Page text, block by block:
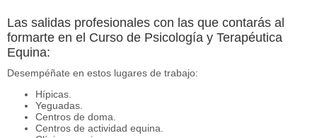
Las salidas profesionales con las que contarás al
formarte en el Curso de Psicología y Terapéutica
Equina:
Desempéñate en estos lugares de trabajo:
Hípicas.
Yeguadas.
Centros de doma.
Centros de actividad equina.